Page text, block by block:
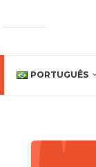
PORTUGUÊS